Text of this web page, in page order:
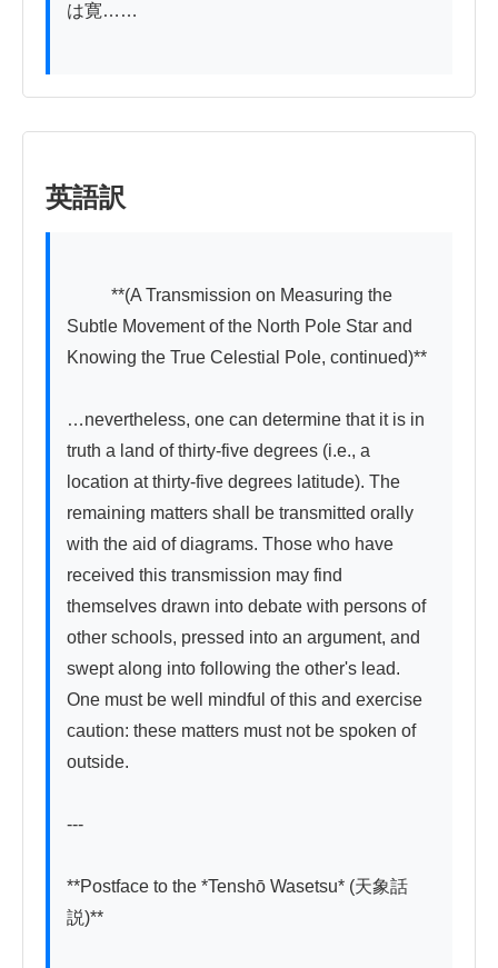
は寛……
英語訳
Subtle Movement of the North Pole Star and
Knowing the True Celestial Pole, continued)**
…nevertheless, one can determine that it is in
truth a land of thirty-five degrees (i.e., a
location at thirty-five degrees latitude). The
remaining matters shall be transmitted orally
with the aid of diagrams. Those who have
received this transmission may find
themselves drawn into debate with persons of
other schools, pressed into an argument, and
swept along into following the other's lead.
One must be well mindful of this and exercise
caution: these matters must not be spoken of
outside.
---
**Postface to the *Tenshō Wasetsu* (天象話
説)**